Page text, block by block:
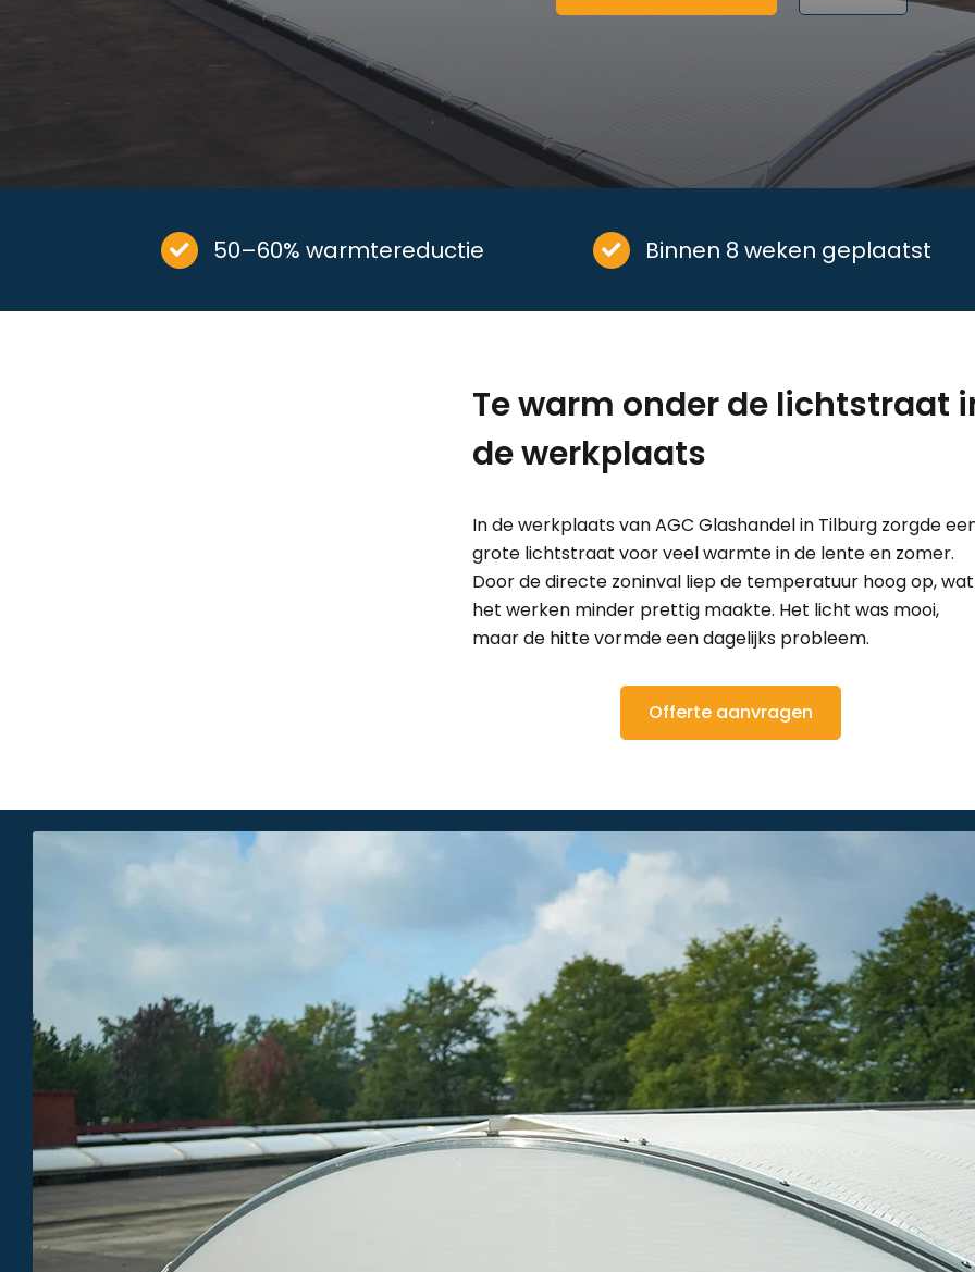
50–60% warmtereductie Binnen 8 weken geplaatst
Te warm onder de lichtstraat
de werkplaats
In de werkplaats van AGC Glashandel in Tilburg zorgde
grote lichtstraat voor veel warmte in de lente en zomer.
Door de directe zoninval liep de temperatuur hoog op, wat
het werken minder prettig maakte. Het licht was mooi,
maar de hitte vormde een dagelijks probleem.
Offerte aanvragen